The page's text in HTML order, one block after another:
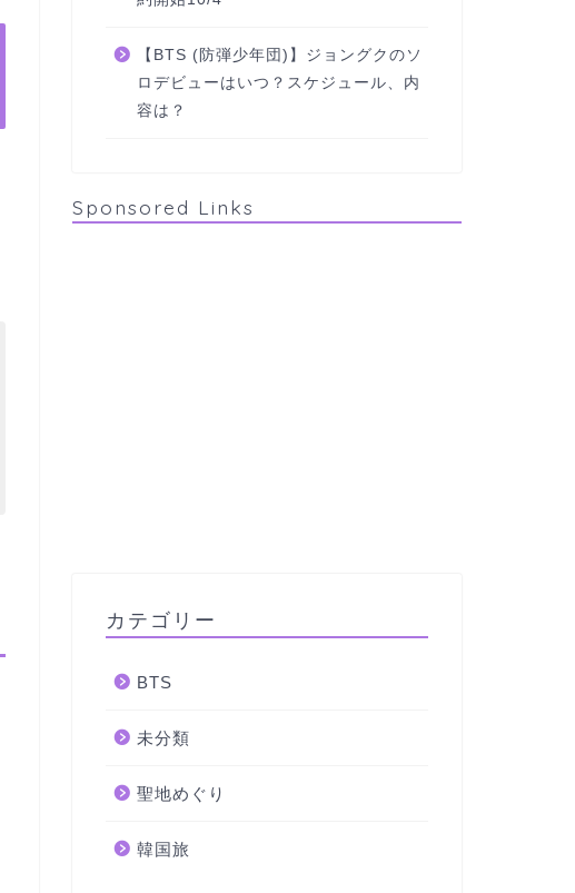
【BTS (防弾少年団)】ジョングクのソ
ロデビューはいつ？スケジュール、内
容は？
Sponsored Links
カテゴリー
BTS
未分類
聖地めぐり
韓国旅